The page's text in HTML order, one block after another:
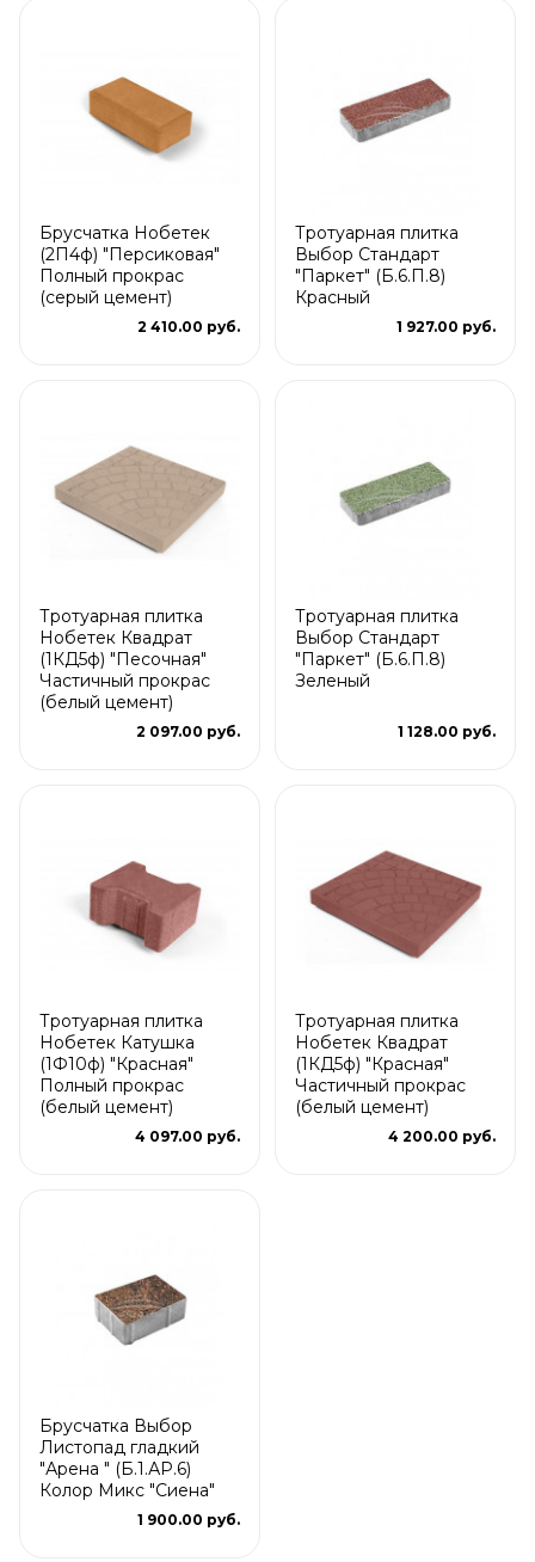
Брусчатка Нобетек
(2П4ф) "Персиковая"
Полный прокрас
(серый цемент)
2 410.00 руб.
Тротуарная плитка
Выбор Стандарт
"Паркет" (Б.6.П.8)
Красный
1 927.00 руб.
Тротуарная плитка
Нобетек Квадрат
(1КД5ф) "Песочная"
Частичный прокрас
(белый цемент)
2 097.00 руб.
Тротуарная плитка
Выбор Стандарт
"Паркет" (Б.6.П.8)
Зеленый
1 128.00 руб.
Тротуарная плитка
Нобетек Катушка
(1Ф10ф) "Красная"
Полный прокрас
(белый цемент)
4 097.00 руб.
Тротуарная плитка
Нобетек Квадрат
(1КД5ф) "Красная"
Частичный прокрас
(белый цемент)
4 200.00 руб.
Брусчатка Выбор
Листопад гладкий
"Арена " (Б.1.АР.6)
Колор Микс "Сиена"
1 900.00 руб.